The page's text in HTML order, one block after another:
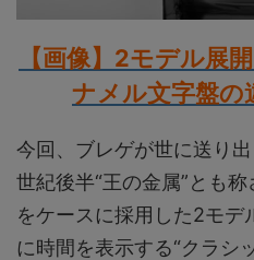
【画像】2モデル展
ナメル文字盤の
今回、ブレゲが世に送り
世紀後半“王の金属”とも
をケースに採用した2モデ
に時間を表示する“クラシ